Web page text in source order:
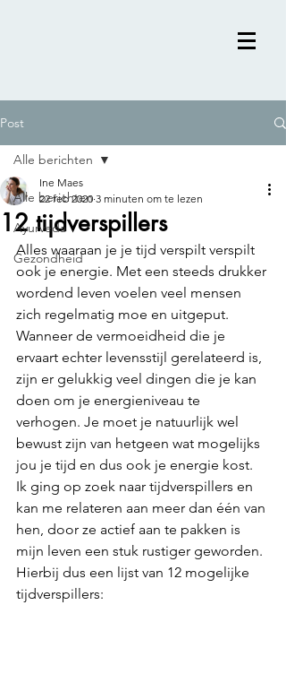
Post
Alle berichten
Ayurveda
Gezondheid
Alle berichten
12 tijdverspillers
Ine Maes
22 feb 2020 3 minuten om te lezen
Alles waaraan je je tijd verspilt verspilt
ook je energie. Met een steeds drukker
wordend leven voelen veel mensen
zich regelmatig moe en uitgeput.
Wanneer de vermoeidheid die je
ervaart echter levensstijl gerelateerd is,
zijn er gelukkig veel dingen die je kan
doen om je energieniveau te
verhogen. Je moet je natuurlijk wel
bewust zijn van hetgeen wat mogelijks
jou je tijd en dus ook je energie kost.
Ik ging op zoek naar tijdverspillers en
kan me relateren aan meer dan één van
hen, door ze actief aan te pakken is
mijn leven een stuk rustiger geworden.
Hierbij dus een lijst van 12 mogelijke
tijdverspillers: